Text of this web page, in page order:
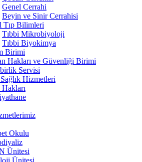
Genel Cerrahi
Beyin ve Sinir Cerrahisi
Tıp Bilimleri
Tıbbi Mikrobiyoloji
Tıbbi Biyokimya
Birimi
Hakları ve Güvenliği Birimi
Servisi
Hizmetleri
Okulu
Ünitesi
Ünitesi